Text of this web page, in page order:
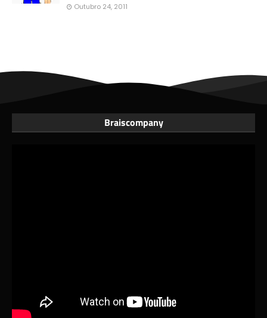
Outubro 24, 2011
Braiscompany